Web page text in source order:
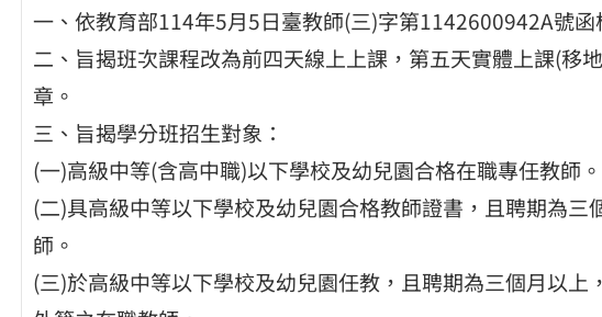
一、依教育部114年5月5日臺教師(三)字第1142600942A號函
二、旨揭班次課程改為前四天線上上課，第五天實體上課(移
章。
三、旨揭學分班招生對象：
(一)高級中等(含高中職)以下學校及幼兒園合格在職專任教師。
(二)具高級中等以下學校及幼兒園合格教師證書，且聘期為
師。
(三)於高級中等以下學校及幼兒園任教，且聘期為三個月以